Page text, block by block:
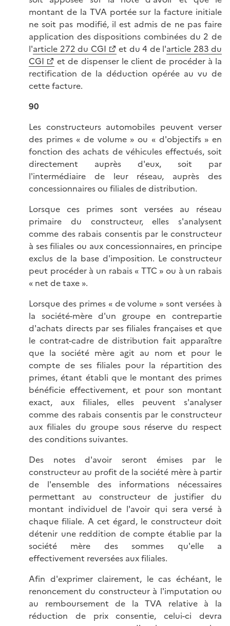
montant de la TVA portée sur la facture initiale
ne soit pas modifié, il est admis de ne pas faire
application des dispositions combinées du 2 de
l'article 272 du CGI et du 4 de l'article 283 du
CGI
et de dispenser le client de procéder à la
rectification de la déduction opérée au vu de
cette facture.
90
Les constructeurs automobiles peuvent verser
des primes « de volume » ou « d'objectifs » en
fonction des achats de véhicules effectués, soit
directement auprès d'eux, soit par
l'intermédiaire de leur réseau, auprès des
concessionnaires ou filiales de distribution.
Lorsque ces primes sont versées au réseau
primaire du constructeur, elles s'analysent
comme des rabais consentis par le constructeur
à ses filiales ou aux concessionnaires, en principe
exclus de la base d'imposition. Le constructeur
peut procéder à un rabais « TTC » ou à un rabais
« net de taxe ».
Lorsque des primes « de volume » sont versées à
la société-mère d'un groupe en contrepartie
d'achats directs par ses filiales françaises et que
le contrat-cadre de distribution fait apparaître
que la société mère agit au nom et pour le
compte de ses filiales pour la répartition des
primes, étant établi que le montant des primes
bénéficie effectivement, et pour son montant
exact, aux filiales, elles peuvent s'analyser
comme des rabais consentis par le constructeur
aux filiales du groupe sous réserve du respect
des conditions suivantes.
Des notes d'avoir seront émises par le
constructeur au profit de la société mère à partir
de l'ensemble des informations nécessaires
permettant au constructeur de justifier du
montant individuel de l'avoir qui sera versé à
chaque filiale. A cet égard, le constructeur doit
détenir une reddition de compte établie par la
société mère des sommes qu'elle a
effectivement reversées aux filiales.
Afin d'exprimer clairement, le cas échéant, le
renoncement du constructeur à l'imputation ou
au remboursement de la TVA relative à la
réduction de prix consentie, celui-ci devra